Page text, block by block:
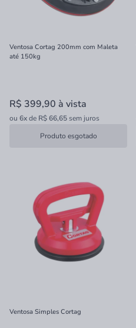
Ventosa Cortag 200mm com Maleta
até 150kg
R$ 399,90 à vista
ou 6xde R$ 66,65sem juros
Produto esgotado
Ventosa Simples Cortag